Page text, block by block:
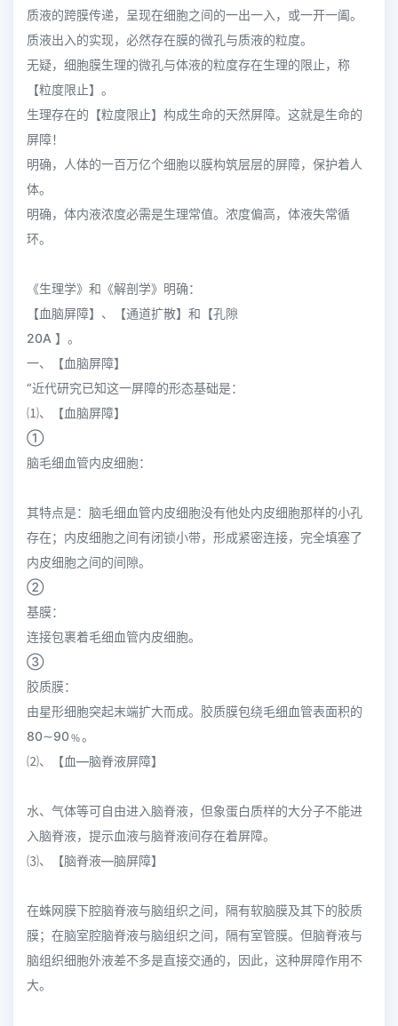
质液的跨膜传递，呈现在细胞之间的一出一入，或一开一阖。
质液出入的实现，必然存在膜的微孔与质液的粒度。
无疑，细胞膜生理的微孔与体液的粒度存在生理的限止，称
【粒度限止】。
生理存在的【粒度限止】构成生命的天然屏障。这就是生命的
屏障！
明确，人体的一百万亿个细胞以膜构筑层层的屏障，保护着人
体。
明确，体内液浓度必需是生理常值。浓度偏高，体液失常循
环。
《生理学》和《解剖学》明确：
【血脑屏障】、【通道扩散】和【孔隙
20A 】。
一、【血脑屏障】
“近代研究已知这一屏障的形态基础是：
⑴、【血脑屏障】
①
脑毛细血管内皮细胞：
其特点是：脑毛细血管内皮细胞没有他处内皮细胞那样的小孔
存在；内皮细胞之间有闭锁小带，形成紧密连接，完全填塞了
内皮细胞之间的间隙。
②
基膜：
连接包裹着毛细血管内皮细胞。
③
胶质膜：
由星形细胞突起末端扩大而成。胶质膜包绕毛细血管表面积的
80∼90﹪。
⑵、【血—脑脊液屏障】
水、气体等可自由进入脑脊液，但象蛋白质样的大分子不能进
入脑脊液，提示血液与脑脊液间存在着屏障。
⑶、【脑脊液—脑屏障】
在蛛网膜下腔脑脊液与脑组织之间，隔有软脑膜及其下的胶质
膜；在脑室腔脑脊液与脑组织之间，隔有室管膜。但脑脊液与
脑组织细胞外液差不多是直接交通的，因此，这种屏障作用不
大。